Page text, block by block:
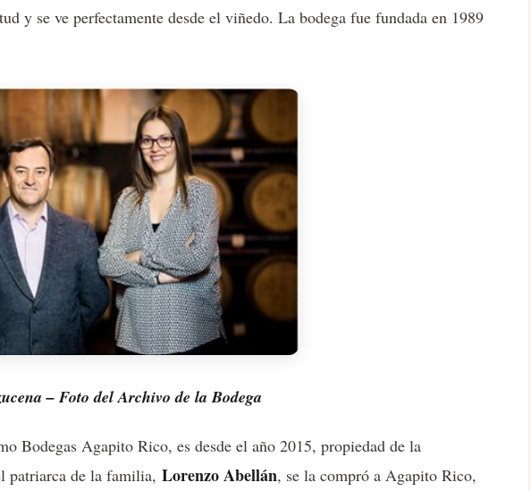
y se ve perfectamente desde el viñedo. La bodega fue fundada en 1989
– Foto del Archivo de la Bodega
Bodegas Agapito Rico, es desde el año 2015, propiedad de la
patriarca de la familia, Lorenzo Abellán, se la compró a Agapito Rico,